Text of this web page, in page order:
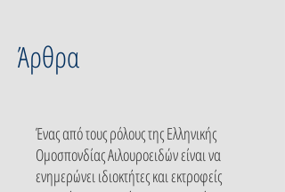
Άρθρα
Ένας από τους ρόλους της Ελληνικής
Ομοσπονδίας Αιλουροειδών είναι να
ενημερώνει ιδιοκτήτες και εκτροφείς